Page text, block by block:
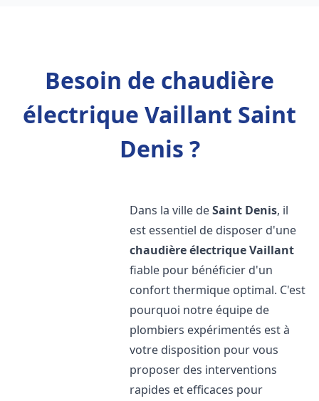
Besoin de chaudière
électrique Vaillant Saint
Denis ?
Dans la ville deSaint Denis, il
est essentiel de disposer d'une
chaudière électrique Vaillant
fiable pour bénéficier d'un
confort thermique optimal. C'est
pourquoi notre équipe de
plombiers expérimentés est à
votre disposition pour vous
proposer des interventions
rapides et efficaces pour